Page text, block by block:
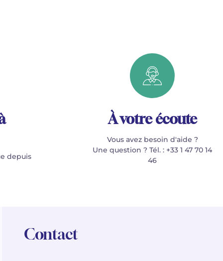
depuis
À votre écoute
Vous avez besoin d'aide ?
Une question ? Tél. : +33 1 47 70 14
46
Contact